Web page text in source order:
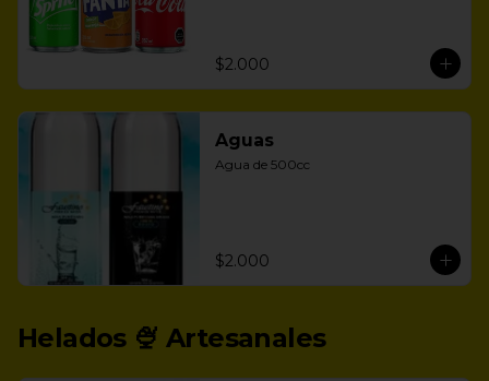
$2.000
Aguas
Agua de 500cc
$2.000
Helados 🍨 Artesanales